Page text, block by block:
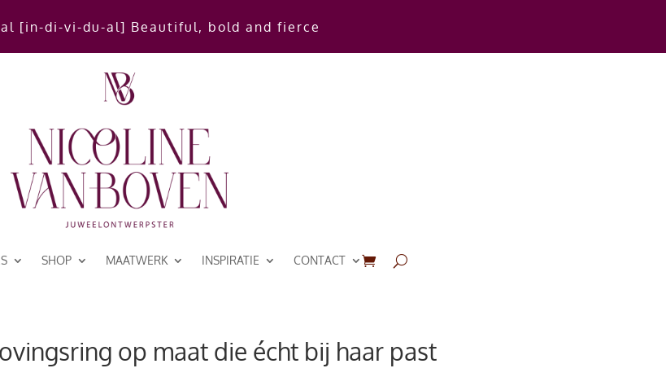
[in-di-vi-du-al] Beautiful, bold and fierce
SHOP MAATWERK INSPIRATIE CONTACT
op maat die écht bij haar past